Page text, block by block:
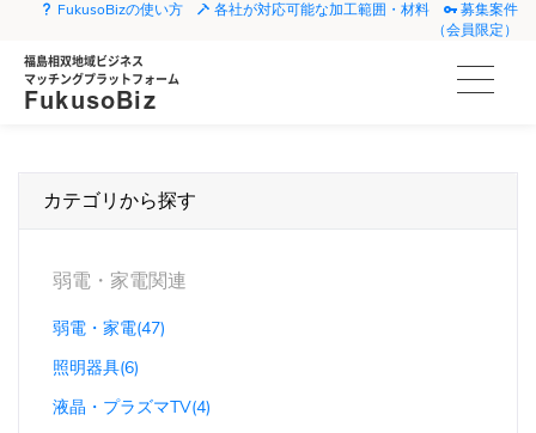
FukusoBizの使い方 各社が対応可能な加工範囲・材料
募集案件
（会員限定）
福島相双地域ビジネス
マッチングプラットフォーム
FukusoBiz
カテゴリから探す
弱電・家電関連
弱電・家電(47)
照明器具(6)
液晶・プラズマTV(4)